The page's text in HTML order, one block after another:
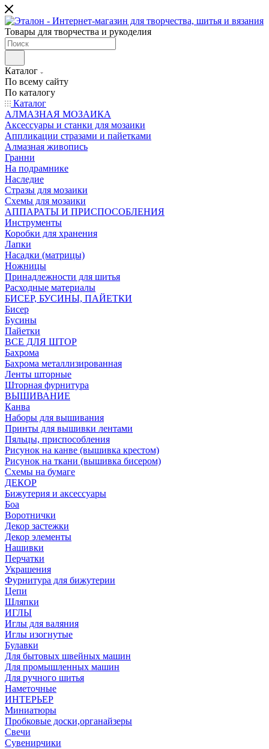
Товары для творчества и рукоделия
Каталог
По всему сайту
По каталогу
Каталог
АЛМАЗНАЯ МОЗАИКА
Аксессуары и станки для мозаики
Аппликации стразами и пайетками
Алмазная живопись
Гранни
На подрамнике
Наследие
Стразы для мозаики
Схемы для мозаики
АППАРАТЫ И ПРИСПОСОБЛЕНИЯ
Инструменты
Коробки для хранения
Лапки
Насадки (матрицы)
Ножницы
Принадлежности для шитья
Расходные материалы
БИСЕР, БУСИНЫ, ПАЙЕТКИ
Бисер
Бусины
Пайетки
ВСЕ ДЛЯ ШТОР
Бахрома
Бахрома металлизированная
Ленты шторные
Шторная фурнитура
ВЫШИВАНИЕ
Канва
Наборы для вышивания
Принты для вышивки лентами
Пяльцы, приспособления
Рисунок на канве (вышивка крестом)
Рисунок на ткани (вышивка бисером)
Схемы на бумаге
ДЕКОР
Бижутерия и аксессуары
Боа
Воротнички
Декор застежки
Декор элементы
Нашивки
Перчатки
Украшения
Фурнитура для бижутерии
Цепи
Шляпки
ИГЛЫ
Иглы для валяния
Иглы изогнутые
Булавки
Для бытовых швейных машин
Для промышленных машин
Для ручного шитья
Наметочные
ИНТЕРЬЕР
Миниатюры
Пробковые доски,органайзеры
Свечи
Сувенирчики